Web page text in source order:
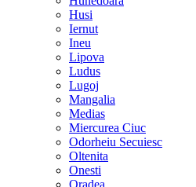
Husi
Iernut
Ineu
Lipova
Ludus
Lugoj
Mangalia
Medias
Miercurea Ciuc
Odorheiu Secuiesc
Oltenita
Onesti